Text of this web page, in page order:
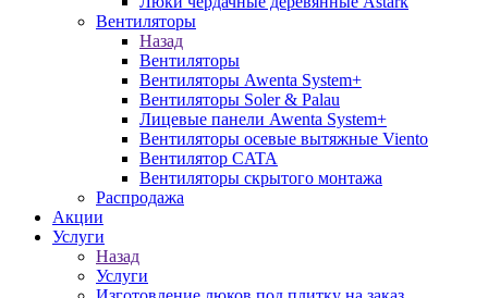
Вентиляторы
Назад
Вентиляторы
Вентиляторы Awenta System+
Вентиляторы Soler & Palau
Лицевые панели Awenta System+
Вентиляторы осевые вытяжные Viento
Вентилятор CATA
Вентиляторы скрытого монтажа
Распродажа
Акции
Услуги
Назад
Услуги